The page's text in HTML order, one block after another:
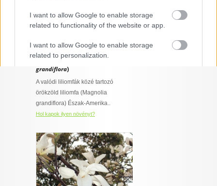
I want to allow Google to enable storage
related to functionality of the website or app.
I want to allow Google to enable storage
related to personalization.
I want to allow Google to enable storage
related to security, including authentication
functionality and fraud prevention, and other
user protection.
CONFIRM
Data Deletion Data Access
(egész évben
Örökzöld liliomfa (Magnolia
grandiflora)
A valódi liliomfák közé tartozó
örökzöld liliomfa (Magnolia
grandiflora) Észak-Amerika..
Hol kapok ilyen növényt?